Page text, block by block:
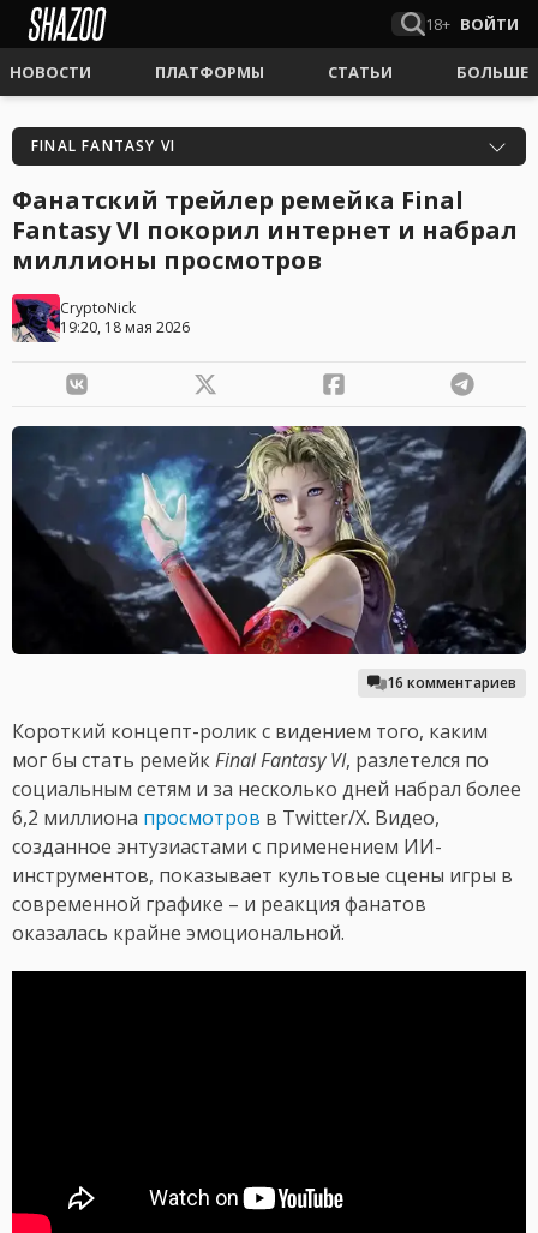
18+ ВОЙТИ
НОВОСТИ ПЛАТФОРМЫ СТАТЬИ БОЛЬШЕ
FINAL FANTASY VI
Фанатский трейлер ремейка Final
Fantasy VI покорил интернет и набрал
миллионы просмотров
CryptoNick
19:20, 18 мая 2026
16 комментариев
Короткий концепт-ролик с видением того, каким
мог бы стать ремейкFinal Fantasy VI, разлетелся по
социальным сетям и за несколько дней набрал более
6,2 миллиона просмотров в Twitter/X. Видео,
созданное энтузиастами с применением ИИ-
инструментов, показывает культовые сцены игры в
современной графике – и реакция фанатов
оказалась крайне эмоциональной.